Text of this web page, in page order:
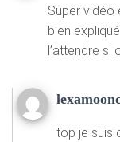
Super vidéo
bien
l’attendre si
top je suis